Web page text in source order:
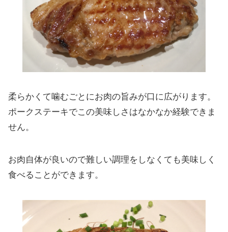
柔らかくて噛むごとにお肉の旨みが口に広がります。
ポークステーキでこの美味しさはなかなか経験できま
せん。
お肉自体が良いので難しい調理をしなくても美味しく
食べることができます。